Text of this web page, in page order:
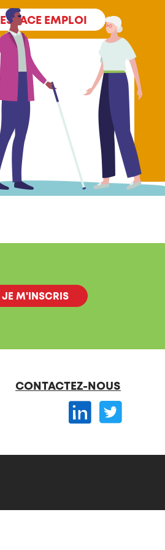
ESPACE EMPLOI
CONTACTEZ-NOUS